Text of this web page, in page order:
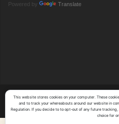
Powered by Translate
Copyright (C)Y's System
This website stores cookies on your computer. These
and to track your whereabouts around our website in
Regulation. If you decide to to opt-out of any future
choice for